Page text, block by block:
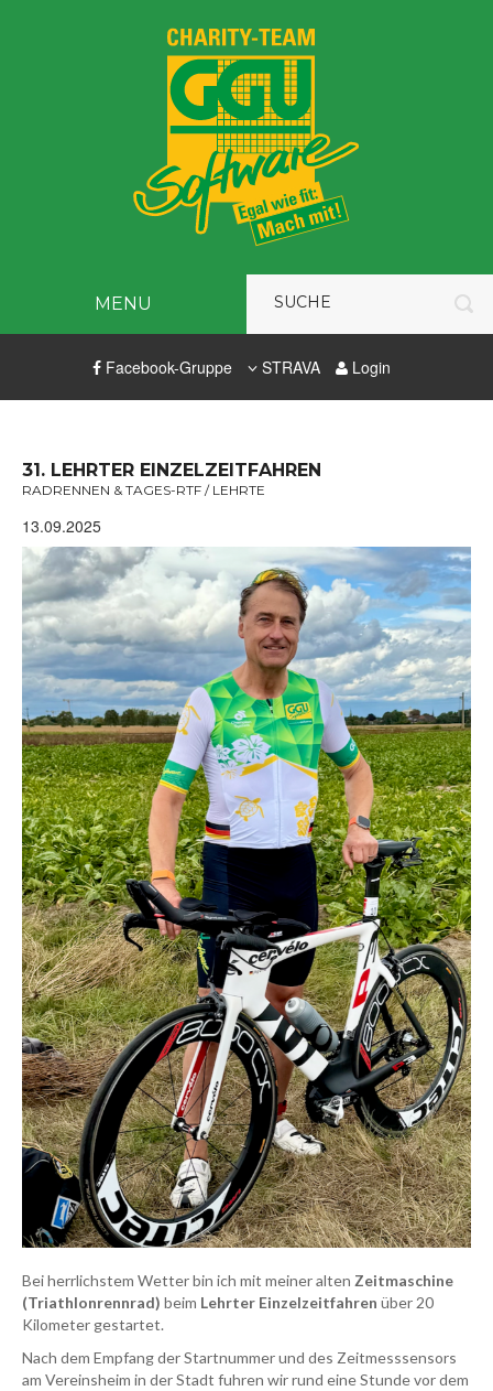
MENU
Facebook-Gruppe STRAVA Login
31. LEHRTER EINZELZEITFAHREN
RADRENNEN & TAGES-RTF / LEHRTE
13.09.2025
Bei herrlichstem Wetter bin ich mit meiner alten Zeitmaschine
(Triathlonrennrad) beim Lehrter Einzelzeitfahren über 20
Kilometer gestartet.
Nach dem Empfang der Startnummer und des Zeitmesssensors
am Vereinsheim in der Stadt fuhren wir rund eine Stunde vor dem